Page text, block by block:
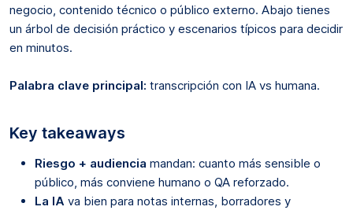
negocio, contenido técnico o público externo. Abajo tienes
un árbol de decisión práctico y escenarios típicos para decidir
en minutos.
Palabra clave principal: transcripción con IA vs humana.
Key takeaways
Riesgo + audiencia mandan: cuanto más sensible o
público, más conviene humano o QA reforzado.
La IA va bien para notas internas, borradores y